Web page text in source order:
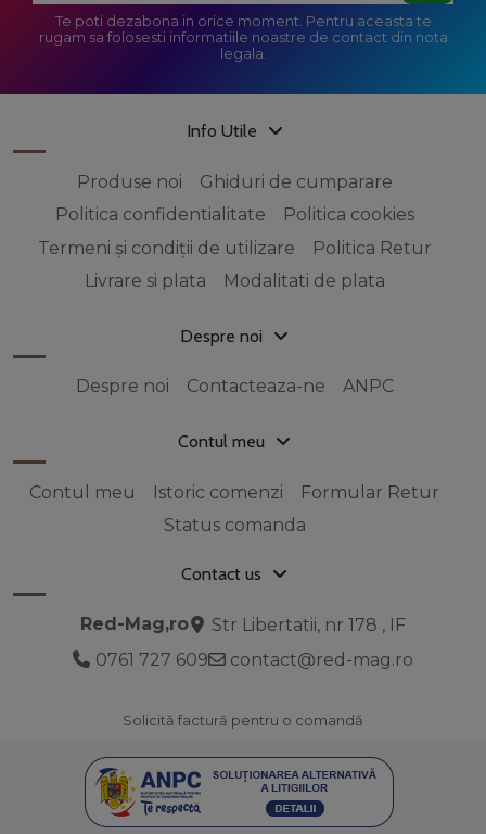
Te poti dezabona in orice moment. Pentru aceasta te
rugam sa folosesti informatiile noastre de contact din nota
legala.
Info Utile
Produse noi
Ghiduri de cumparare
Politica confidentialitate
Politica cookies
Termeni și condiții de utilizare
Politica Retur
Livrare si plata
Modalitati de plata
Despre noi
Despre noi Contacteaza-ne ANPC
Contul meu
Contul meu Istoric comenzi
Formular Retur
Status comanda
Contact us
Red-Mag,ro
Str Libertatii, nr 178 , IF
0761 727 609
contact@red-mag.ro
Solicită factură pentru o comandă